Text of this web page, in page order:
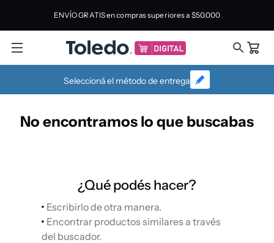
ENVÍO GRATIS en compras superiores a $50.000
Seleccioná el método de entrega
No encontramos lo que buscabas
¿Qué podés hacer?
Escribirlo de otra manera.
Encontrar productos similares a través
del buscador.